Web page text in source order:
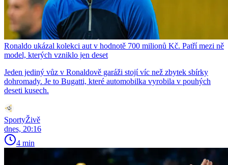
Ronaldo ukázal kolekci aut v hodnotě 700 milionů Kč. Patří mezi ně
model, kterých vzniklo jen deset
Jeden jediný vůz v Ronaldově garáži stojí víc než zbytek sbírky
dohromady. Je to Bugatti, které automobilka vyrobila v pouhých
deseti kusech.
SportyŽivě
dnes, 20:16
4 min